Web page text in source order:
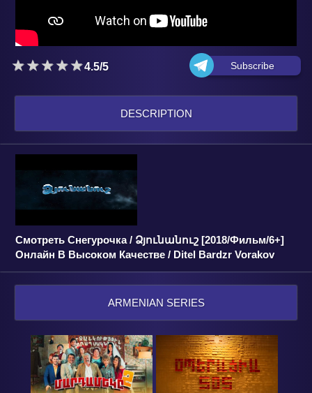
4.5/5 Subscribe
DESCRIPTION
Смотреть Снегурочка / Ձյունանուշ [2018/Фильм/6+]
Онлайн В Высоком Качестве / Ditel Bardzr Vorakov
ARMENIAN SERIES